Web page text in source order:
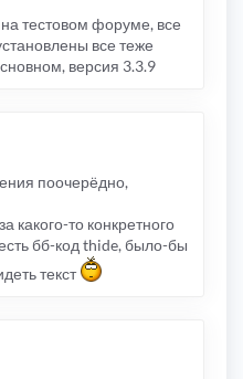
тестовом форуме, все
все теже
версия 3.3.9
поочерёдно,
какого-то конкретного
бб-код thide, было-бы
текст